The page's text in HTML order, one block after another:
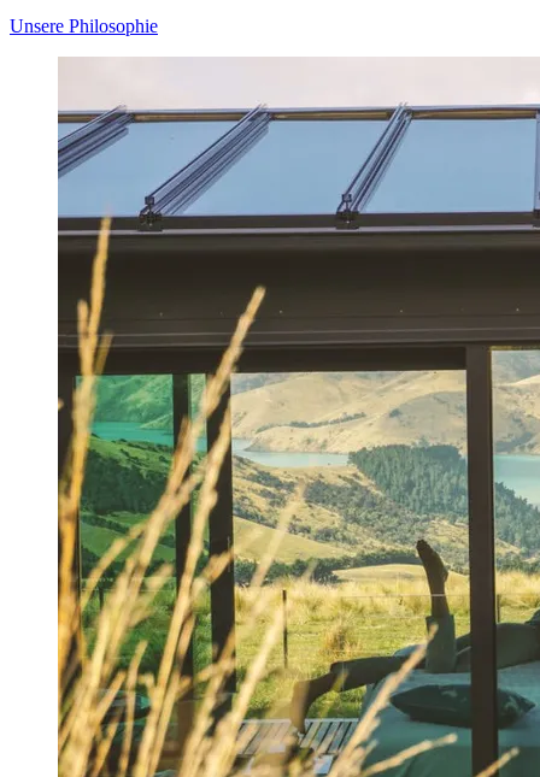
Unsere Philosophie